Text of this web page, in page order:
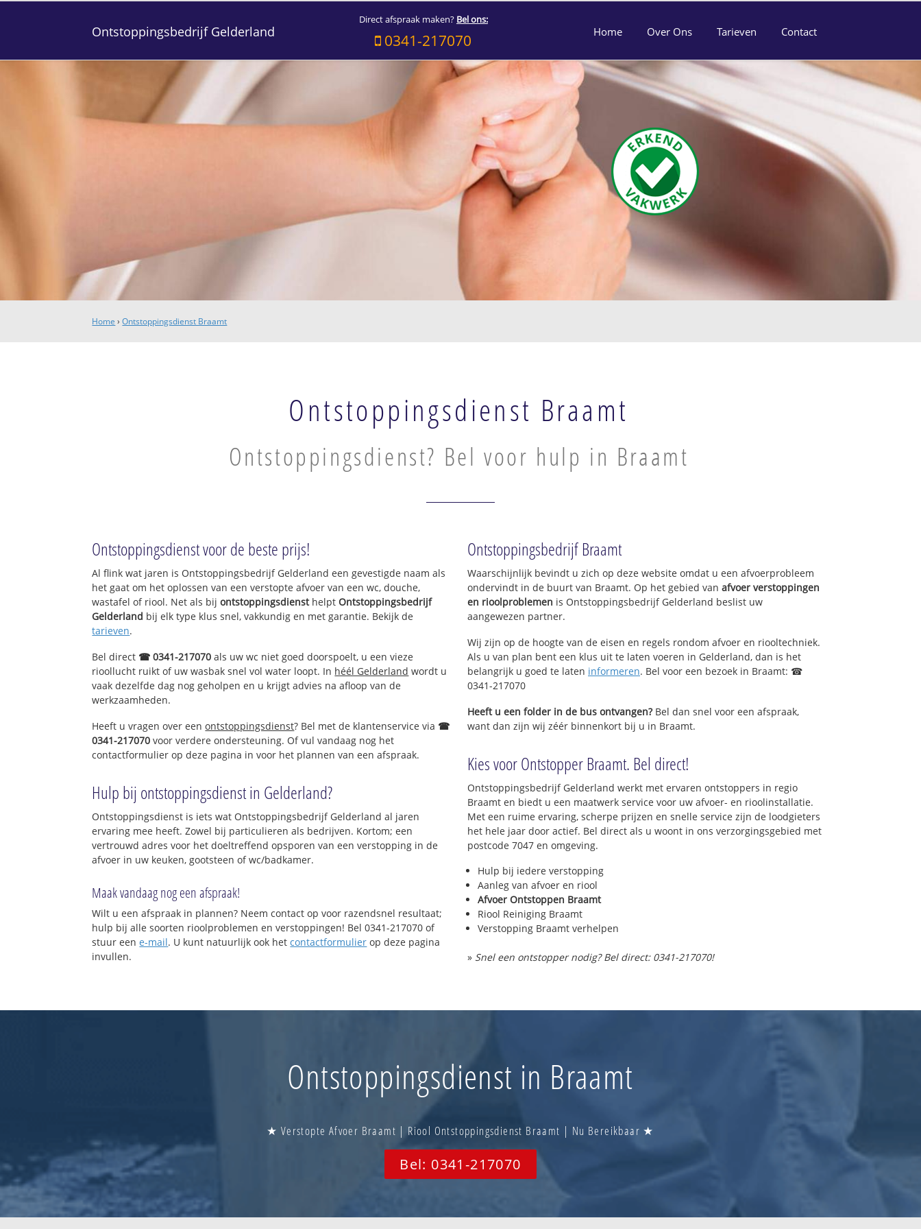
Ontstoppingsbedrijf Gelderland
Direct afspraak maken? Bel ons:
0341-217070 Home Over Ons Tarieven Contact
Home ›Ontstoppingsdienst Braamt
Ontstoppingsdienst Braamt
Ontstoppingsdienst? Bel voor hulp in Braamt
Ontstoppingsdienst voor de beste prijs!
Al flink wat jaren is Ontstoppingsbedrijf Gelderland een gevestigde naam als
het gaat om het oplossen van een verstopte afvoer van een wc, douche,
wastafel of riool. Net als bijontstoppingsdiensthelptOntstoppingsbedrijf
Gelderland bij elk type klus snel, vakkundig en met garantie. Bekijk de
tarieven.
Bel direct ☎ 0341-217070 als uw wc niet goed doorspoelt, u een vieze
rioollucht ruikt of uw wasbak snel vol water loopt. In héél Gelderland wordt u
vaak dezelfde dag nog geholpen en u krijgt advies na afloop van de
werkzaamheden.
Heeft u vragen over eenontstoppingsdienst? Bel met de klantenservice via ☎
0341-217070 voor verdere ondersteuning. Of vul vandaag nog het
contactformulier op deze pagina in voor het plannen van een afspraak.
Hulp bij ontstoppingsdienst in Gelderland?
Ontstoppingsdienst is iets wat Ontstoppingsbedrijf Gelderland al jaren
ervaring mee heeft. Zowel bij particulieren als bedrijven. Kortom; een
vertrouwd adres voor het doeltreffend opsporen van een verstopping in de
afvoer in uw keuken, gootsteen of wc/badkamer.
Maak vandaag nog een afspraak!
Wilt u een afspraak in plannen? Neem contact op voor razendsnel resultaat;
hulp bij alle soorten rioolproblemen en verstoppingen! Bel 0341-217070 of
stuur eene-mail. U kunt natuurlijk ook hetcontactformulier op deze pagina
invullen.
Ontstoppingsbedrijf Braamt
Waarschijnlijk bevindt u zich op deze website omdat u een afvoerprobleem
ondervindt in de buurt van Braamt. Op het gebied van afvoer verstoppingen
en rioolproblemen is Ontstoppingsbedrijf Gelderland beslist uw
aangewezen partner.
Wij zijn op de hoogte van de eisen en regels rondom afvoer en riooltechniek.
Als u van plan bent een klus uit te laten voeren in Gelderland, dan is het
belangrijk u goed te laten informeren. Bel voor een bezoek in Braamt: ☎
0341-217070
Heeft u een folder in de bus ontvangen?Bel dan snel voor een afspraak,
want dan zijn wij zéér binnenkort bij u in Braamt.
Kies voor Ontstopper Braamt. Bel direct!
Ontstoppingsbedrijf Gelderland werkt met ervaren ontstoppers in regio
Braamt en biedt u een maatwerk service voor uw afvoer- en rioolinstallatie.
Met een ruime ervaring, scherpe prijzen en snelle service zijn de loodgieters
het hele jaar door actief. Bel direct als u woont in ons verzorgingsgebied met
postcode 7047 en omgeving.
Hulp bij iedere verstopping
Aanleg van afvoer en riool
Afvoer Ontstoppen Braamt
Riool Reiniging Braamt
Verstopping Braamt verhelpen
» Snel een ontstopper nodig? Bel direct: 0341-217070!
Ontstoppingsdienst in Braamt
★ Verstopte Afvoer Braamt | Riool Ontstoppingsdienst Braamt | Nu Bereikbaar ★
Bel: 0341-217070